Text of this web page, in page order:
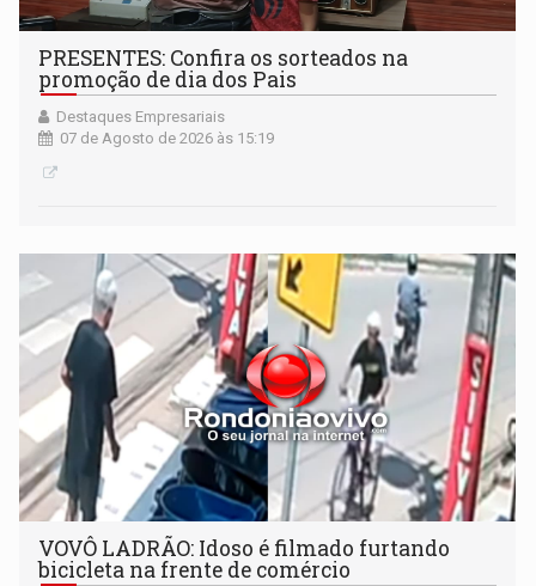
PRESENTES: Confira os sorteados na
promoção de dia dos Pais
Destaques Empresariais
07 de Agosto de 2026 às 15:19
VOVÔ LADRÃO: Idoso é filmado furtando
bicicleta na frente de comércio